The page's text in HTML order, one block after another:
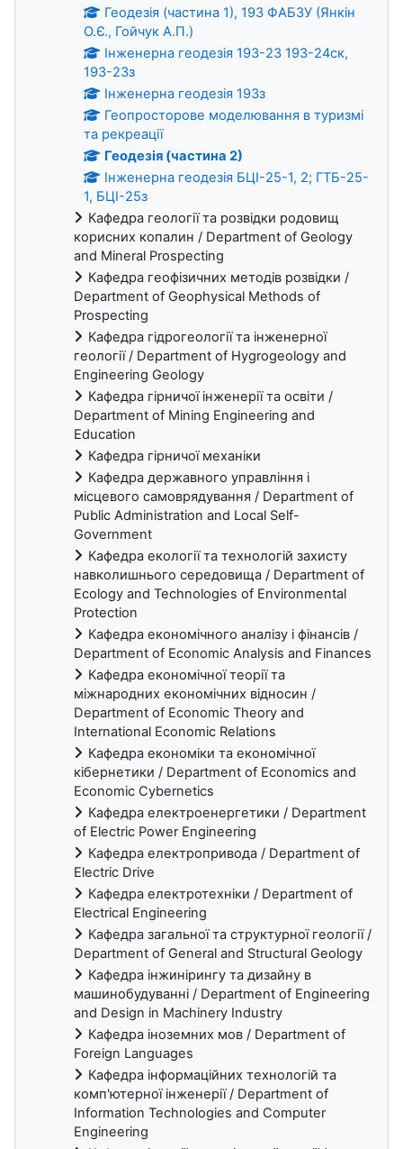
Геодезія (частина 1), 193 ФАБЗУ (Янкін
О.Є., Гойчук А.П.)
Інженерна геодезія 193-23 193-24ск,
193-23з
Інженерна геодезія 193з
Геопросторове моделювання в туризмі
та рекреації
Геодезія (частина 2)
Інженерна геодезія БЦІ-25-1, 2; ГТБ-25-
1, БЦІ-25з
Кафедра геології та розвідки родовищ
корисних копалин / Department of Geology
and Mineral Prospecting
Кафедра геофізичних методів розвідки /
Department of Geophysical Methods of
Prospecting
Кафедра гідрогеології та інженерної
геології / Department of Hygrogeology and
Engineering Geology
Кафедра гірничої інженерії та освіти /
Department of Mining Engineering and
Education
Кафедра гірничої механіки
Кафедра державного управління і
місцевого самоврядування / Department of
Public Administration and Local Self-
Government
Кафедра екології та технологій захисту
навколишнього середовища / Department of
Ecology and Technologies of Environmental
Protection
Кафедра економічного аналізу і фінансів /
Department of Economic Analysis and Finances
Кафедра економічної теорії та
міжнародних економічних відносин /
Department of Economic Theory and
International Economic Relations
Кафедра економіки та економічної
кібернетики / Department of Economics and
Economic Cybernetics
Кафедра електроенергетики / Department
of Electric Power Engineering
Кафедра електропривода / Department of
Electric Drive
Кафедра електротехніки / Department of
Electrical Engineering
Кафедра загальної та структурної геології /
Department of General and Structural Geology
Кафедра інжинірингу та дизайну в
машинобудуванні / Department of Engineering
and Design in Machinery Industry
Кафедра іноземних мов / Department of
Foreign Languages
Кафедра інформаційних технологій та
комп'ютерної інженерії / Department of
Information Technologies and Computer
Engineering